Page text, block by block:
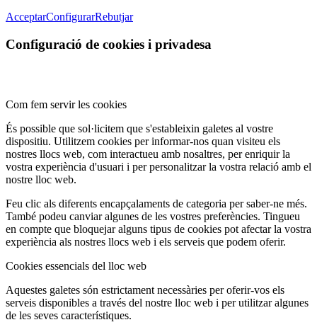
AcceptarConfigurarRebutjar
Configuració de cookies i privadesa
Com fem servir les cookies
És possible que sol·licitem que s'estableixin galetes al vostre
dispositiu. Utilitzem cookies per informar-nos quan visiteu els
nostres llocs web, com interactueu amb nosaltres, per enriquir la
vostra experiència d'usuari i per personalitzar la vostra relació amb el
nostre lloc web.
Feu clic als diferents encapçalaments de categoria per saber-ne més.
També podeu canviar algunes de les vostres preferències. Tingueu
en compte que bloquejar alguns tipus de cookies pot afectar la vostra
experiència als nostres llocs web i els serveis que podem oferir.
Cookies essencials del lloc web
Aquestes galetes són estrictament necessàries per oferir-vos els
serveis disponibles a través del nostre lloc web i per utilitzar algunes
de les seves característiques.